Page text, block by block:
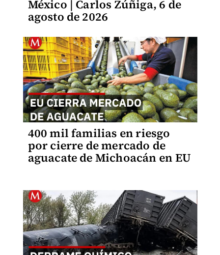
México | Carlos Zúñiga, 6 de
agosto de 2026
400 mil familias en riesgo
por cierre de mercado de
aguacate de Michoacán en EU